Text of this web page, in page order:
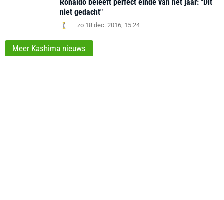
Ronaldo beleeft perfect einde van het jaar: "Dit
niet gedacht"
zo 18 dec. 2016, 15:24
Meer Kashima nieuws